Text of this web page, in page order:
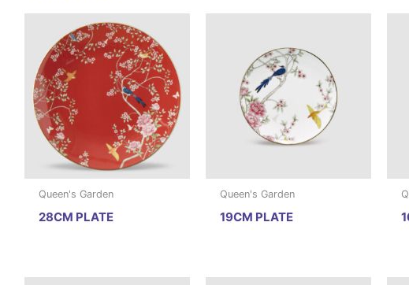
Queen's Garden
28CM PLATE
Queen's Garden
19CM PLATE